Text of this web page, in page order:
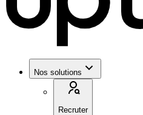
Nos solutions
Recruter